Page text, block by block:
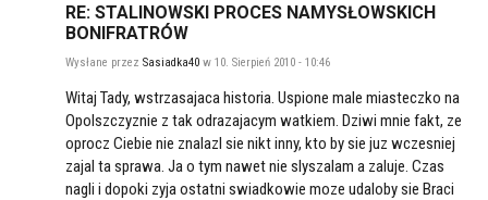
RE: STALINOWSKI PROCES NAMYSŁOWSKICH
BONIFRATRÓW
Wysłane przez Sasiadka40 w 10. Sierpień 2010 - 10:46
Witaj Tady, wstrzasajaca historia. Uspione male miasteczko na
Opolszczyznie z tak odrazajacym watkiem. Dziwi mnie fakt, ze
oprocz Ciebie nie znalazl sie nikt inny, kto by sie juz wczesniej
zajal ta sprawa. Ja o tym nawet nie slyszalam a zaluje. Czas
nagli i dopoki zyja ostatni swiadkowie moze udaloby sie Braci